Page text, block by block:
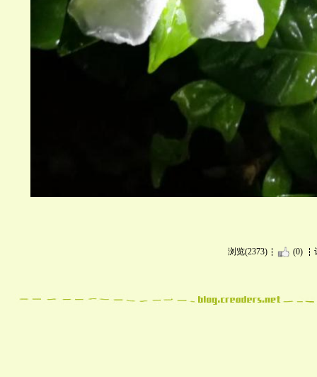
浏览(2373) (0)